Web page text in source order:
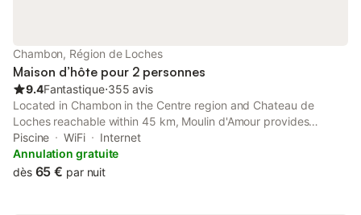
Chambon, Région de Loches
Maison d’hôte pour 2 personnes
9.4Fantastique⋅355 avis
Located in Chambon in the Centre region and Chateau de
Loches reachable within 45 km, Moulin d'Amour provides
accommodation with free WiFi, a children's playground, a
private beach area and free private parking.
Piscine WiFi
Internet
Annulation gratuite
dès 65 € par nuit